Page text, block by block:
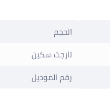
الحجم
تارجت سكين
رقم الموديل